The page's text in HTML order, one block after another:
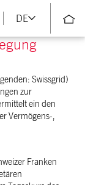
DE
Swissgrid)
zur
ein den
Vermögens-,
Franken